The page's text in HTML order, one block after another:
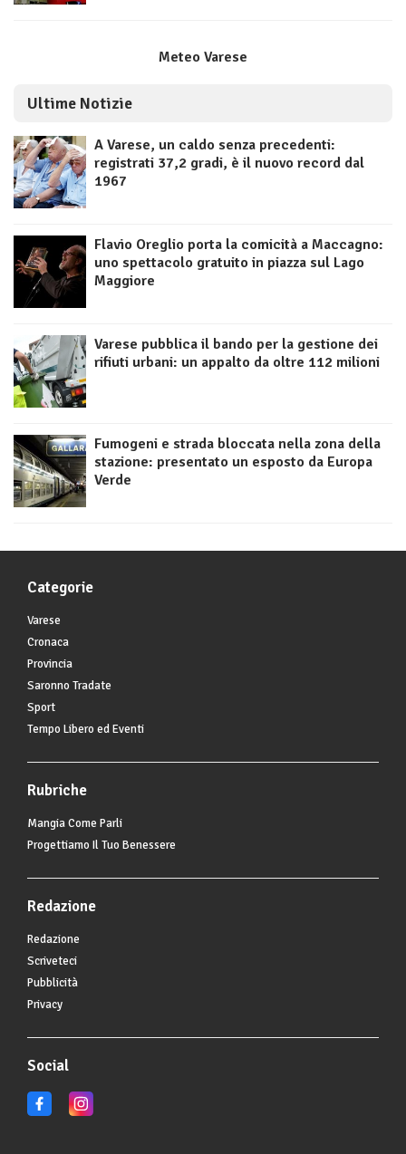
Meteo Varese
Ultime Notizie
A Varese, un caldo senza precedenti:
registrati 37,2 gradi, è il nuovo record dal
1967
Flavio Oreglio porta la comicità a Maccagno:
uno spettacolo gratuito in piazza sul Lago
Maggiore
Varese pubblica il bando per la gestione dei
rifiuti urbani: un appalto da oltre 112 milioni
Fumogeni e strada bloccata nella zona della
stazione: presentato un esposto da Europa
Verde
Categorie
Varese
Cronaca
Provincia
Saronno Tradate
Sport
Tempo Libero ed Eventi
Rubriche
Mangia Come Parli
Progettiamo Il Tuo Benessere
Redazione
Redazione
Scriveteci
Pubblicità
Privacy
Social